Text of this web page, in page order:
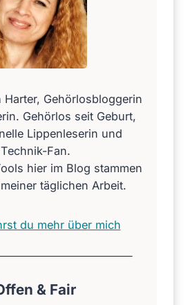
e
n
d
e
,
w
a
u
m
d
u
B
l
g
o
c
Gehörlosbloggerin
Gehörlos seit Geburt,
Lippenleserin und
Technik-Fan.
hier im Blog stammen
täglichen Arbeit.
du mehr über mich
& Fair